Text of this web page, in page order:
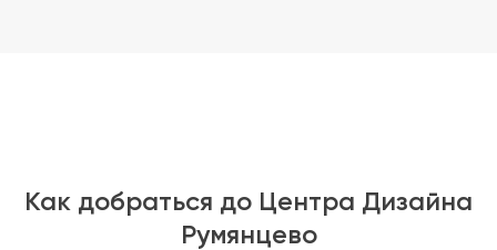
Как добраться до Центра Дизайна
Румянцево